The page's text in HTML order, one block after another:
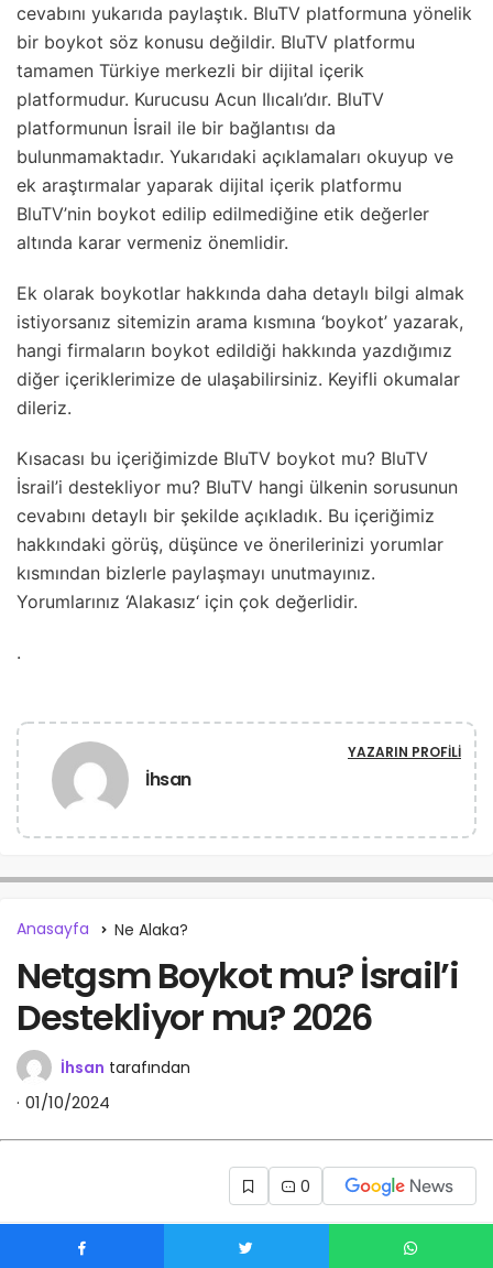
cevabını yukarıda paylaştık. BluTV platformuna yönelik
bir boykot söz konusu değildir. BluTV platformu
tamamen Türkiye merkezli bir dijital içerik
platformudur. Kurucusu Acun Ilıcalı’dır. BluTV
platformunun İsrail ile bir bağlantısı da
bulunmamaktadır. Yukarıdaki açıklamaları okuyup ve
ek araştırmalar yaparak dijital içerik platformu
BluTV’nin boykot edilip edilmediğine etik değerler
altında karar vermeniz önemlidir.
Ek olarak boykotlar hakkında daha detaylı bilgi almak
istiyorsanız sitemizin arama kısmına ‘boykot’ yazarak,
hangi firmaların boykot edildiği hakkında yazdığımız
diğer içeriklerimize de ulaşabilirsiniz. Keyifli okumalar
dileriz.
Kısacası bu içeriğimizde BluTV boykot mu? BluTV
İsrail’i destekliyor mu? BluTV hangi ülkenin sorusunun
cevabını detaylı bir şekilde açıkladık. Bu içeriğimiz
hakkındaki görüş, düşünce ve önerilerinizi yorumlar
kısmından bizlerle paylaşmayı unutmayınız.
Yorumlarınız ‘Alakasız‘ için çok değerlidir.
.
İhsan
YAZARIN PROFILI
Anasayfa Ne Alaka?
Netgsm Boykot mu? İsrail’i
Destekliyor mu? 2026
İhsan tarafından
01/10/2024
0
Netgsm boykot mu? Netgsm İsrail’i destekliyor mu?